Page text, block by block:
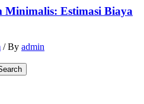
Estimasi Biaya
/ By admin